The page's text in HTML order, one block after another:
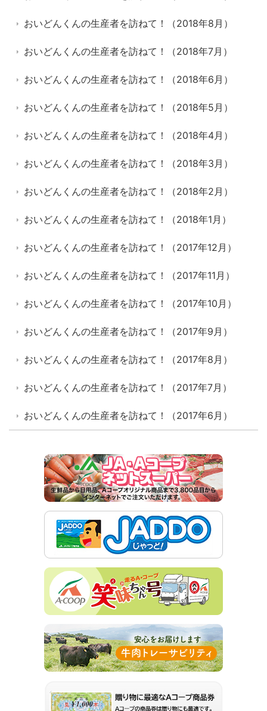
おいどんくんの生産者を訪ねて！（2018年8月）
おいどんくんの生産者を訪ねて！（2018年7月）
おいどんくんの生産者を訪ねて！（2018年6月）
おいどんくんの生産者を訪ねて！（2018年5月）
おいどんくんの生産者を訪ねて！（2018年4月）
おいどんくんの生産者を訪ねて！（2018年3月）
おいどんくんの生産者を訪ねて！（2018年2月）
おいどんくんの生産者を訪ねて！（2018年1月）
おいどんくんの生産者を訪ねて！（2017年12月）
おいどんくんの生産者を訪ねて！（2017年11月）
おいどんくんの生産者を訪ねて！（2017年10月）
おいどんくんの生産者を訪ねて！（2017年9月）
おいどんくんの生産者を訪ねて！（2017年8月）
おいどんくんの生産者を訪ねて！（2017年7月）
おいどんくんの生産者を訪ねて！（2017年6月）